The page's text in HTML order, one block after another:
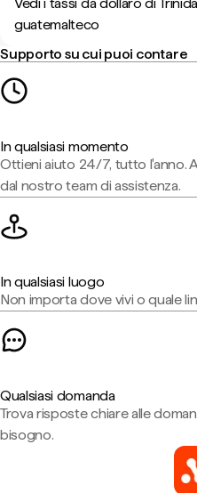
guatemalteco
Supporto su cui puoi contare
In qualsiasi momento
Ottieni aiuto 24/7, tutto l'anno.
dal nostro team di assistenza.
In qualsiasi luogo
Non importa dove vivi o quale
Qualsiasi domanda
Trova risposte chiare alle
bisogno.